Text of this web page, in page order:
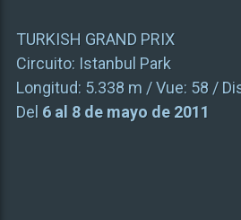
TURKISH GRAND PRIX
Circuito: Istanbul Park
Longitud: 5.338 m / Vue: 58 /
Del 6 al 8 de mayo de 2011